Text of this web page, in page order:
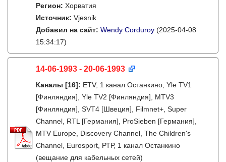
Регион: Хорватия
Источник: Vjesnik
Добавил на сайт: Wendy Corduroy (2025-04-08
15:34:17)
14-06-1993 - 20-06-1993
Каналы [16]: ETV, 1 канал Останкино, Yle TV1
[Финляндия], Yle TV2 [Финляндия], MTV3
[Финляндия], SVT4 [Швеция], Filmnet+, Super
Channel, RTL [Германия], ProSieben [Германия],
MTV Europe, Discovery Channel, The Children's
Channel, Eurosport, РТР, 1 канал Останкино
(вещание для кабельных сетей)